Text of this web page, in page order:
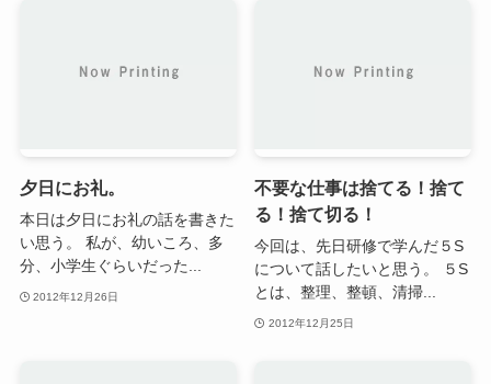
夕日にお礼。
本日は夕日にお礼の話を書きた
い思う。 私が、幼いころ、多
分、小学生ぐらいだった...
2012年12月26日
不要な仕事は捨てる！捨て
る！捨て切る！
今回は、先日研修で学んだ５S
について話したいと思う。 ５S
とは、整理、整頓、清掃...
2012年12月25日